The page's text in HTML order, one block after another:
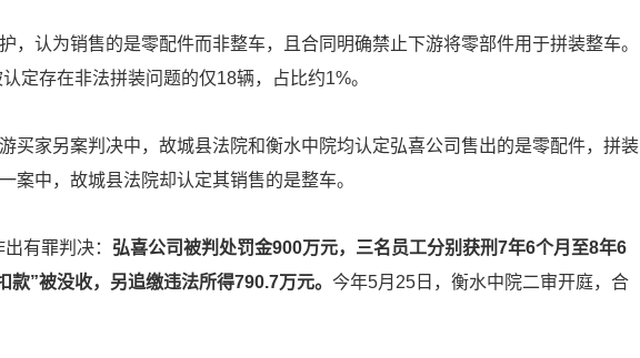
，认为销售的是零配件而非整车，且合同明确禁止下游将零部件用于拼装整车。
定存在非法拼装问题的仅18辆，占比约1%。
买家另案判决中，故城县法院和衡水中院均认定弘喜公司售出的是零配件，拼装
案中，故城县法院却认定其销售的是整车。
有罪判决： 弘喜公司被判处罚金900万元，三名员工分别获刑7年6个月至8年6
款”被没收，另追缴违法所得790.7万元。 今年5月25日，衡水中院二审开庭，合